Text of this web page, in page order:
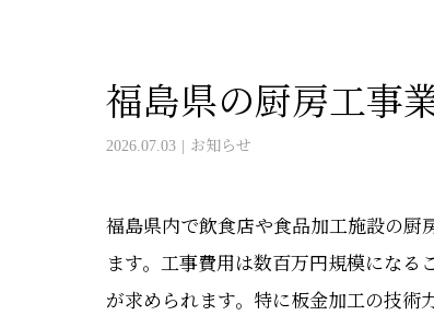
福島県の厨房工事
2026.07.03 お知らせ
福島県内で飲食店や食品加工施設の厨
ます。工事費用は数百万円規模になる
が求められます。特に板金加工の技術